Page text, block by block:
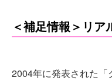
＜補足情報＞リ
2004年に発表された「